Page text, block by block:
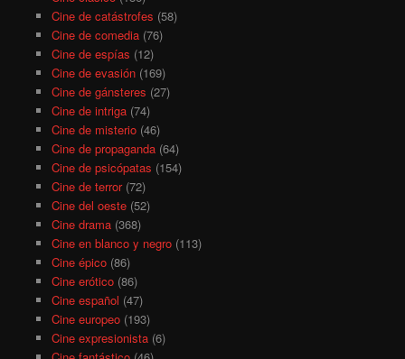
Cine de catástrofes (58)
Cine de comedia(76)
Cine de espías (12)
Cine de evasión(169)
Cine de gánsteres (27)
Cine de intriga(74)
Cine de misterio(46)
Cine de propaganda(64)
Cine de psicópatas (154)
Cine de terror(72)
Cine del oeste(52)
Cine drama(368)
Cine en blanco y negro(113)
Cine épico(86)
Cine erótico(86)
Cine español (47)
Cine europeo(193)
Cine expresionista(6)